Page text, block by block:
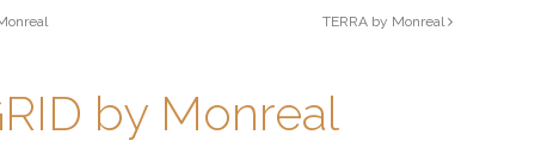
TERRA by Monreal
by Monreal